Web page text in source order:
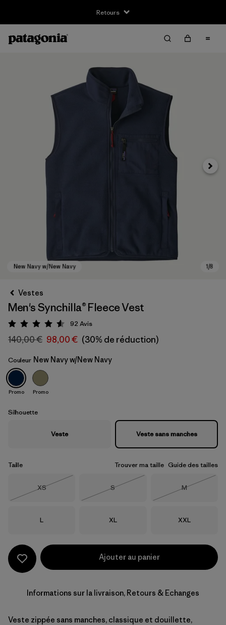
Retours
New Navy w/New Navy
Vestes
Men's Synchilla® Fleece Vest
Évaluation: 4.6 / 5
92 Avis
140,00 € 98,00 € (30% de réduction)
Couleur New Navy w/New Navy
Promo Promo
Silhouette
Veste Veste sans manches
Taille Trouver ma taille Guide des tailles
Taille
XS
Taille
S
Taille
M
Taille
L Taille
XL Taille
XXL
Ajouter au panier
Informations sur la livraison, Retours & Echanges
Veste zippée sans manches, classique et douillette,